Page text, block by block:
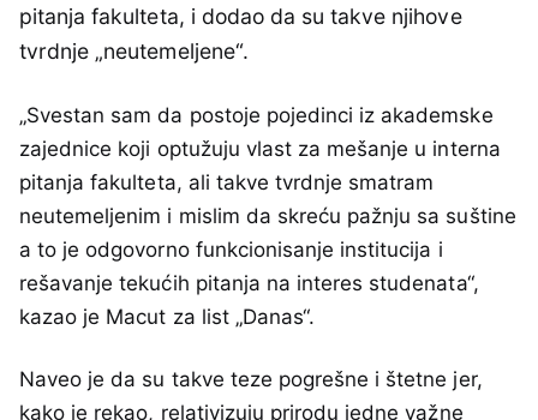
pitanja fakulteta, i dodao da su takve njihove
tvrdnje „neutemeljene“.
„Svestan sam da postoje pojedinci iz akademske
zajednice koji optužuju vlast za mešanje u interna
pitanja fakulteta, ali takve tvrdnje smatram
neutemeljenim i mislim da skreću pažnju sa suštine
a to je odgovorno funkcionisanje institucija i
rešavanje tekućih pitanja na interes studenata“,
kazao je Macut za list „Danas“.
Naveo je da su takve teze pogrešne i štetne jer,
kako je rekao, relativizuju prirodu jedne važne